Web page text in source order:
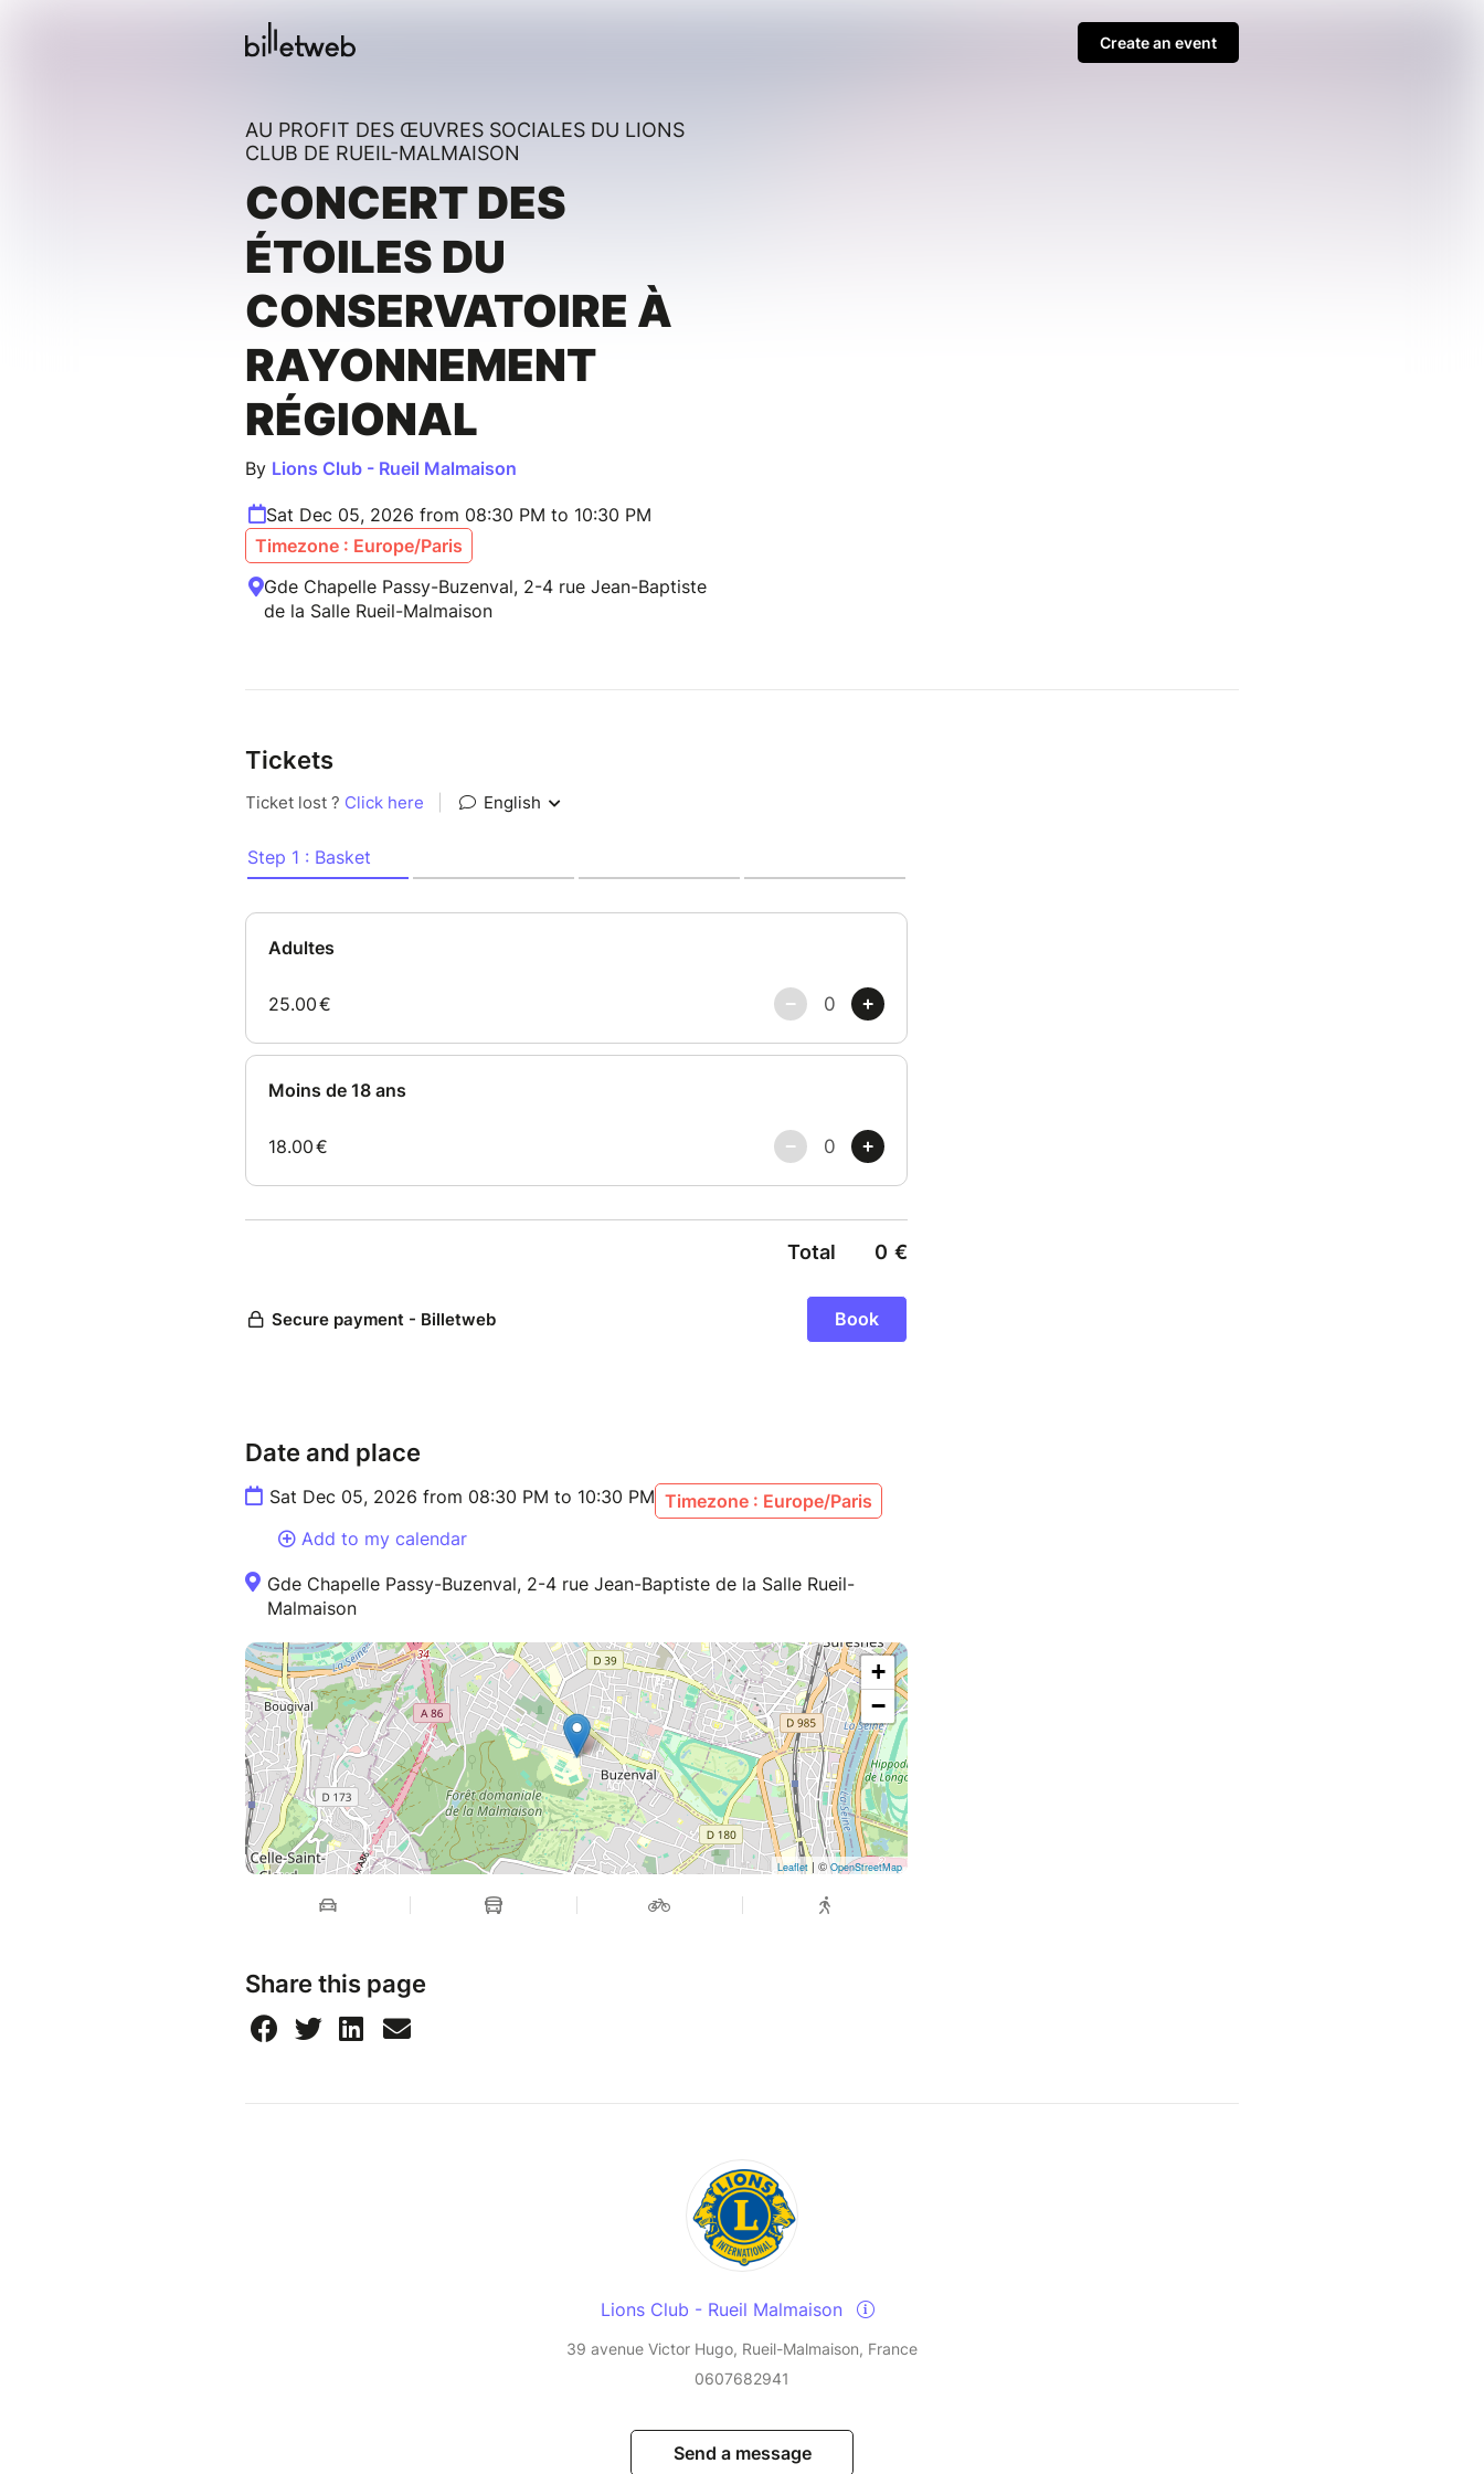
Create an event
AU PROFIT DES ŒUVRES SOCIALES DU LIONS
CLUB DE RUEIL-MALMAISON
CONCERT DES
ÉTOILES DU
CONSERVATOIRE À
RAYONNEMENT
RÉGIONAL
By Lions Club - Rueil Malmaison
Sat Dec 05, 2026 from 08:30 PM to 10:30 PM
Timezone : Europe/Paris
Gde Chapelle Passy-Buzenval, 2-4 rue Jean-Baptiste
de la Salle Rueil-Malmaison
Tickets
Date and place
Sat Dec 05, 2026 from 08:30 PM to 10:30 PM Timezone : Europe/Paris
Add to my calendar
Gde Chapelle Passy-Buzenval, 2-4 rue Jean-Baptiste de la Salle Rueil-
Malmaison
+
−
Leaflet | ©OpenStreetMap
Share this page
Lions Club - Rueil Malmaison
39 avenue Victor Hugo, Rueil-Malmaison, France
0607682941
Send a message